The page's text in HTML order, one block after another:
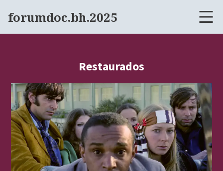
forumdoc.bh.2025
Restaurados